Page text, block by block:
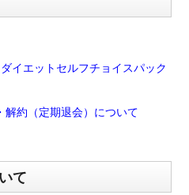
イエットセルフチョイスパック
解約（定期退会）について
て